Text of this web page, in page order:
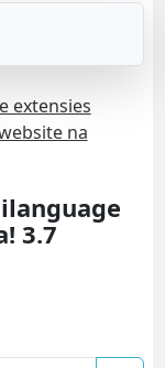
extensies
na
3.7